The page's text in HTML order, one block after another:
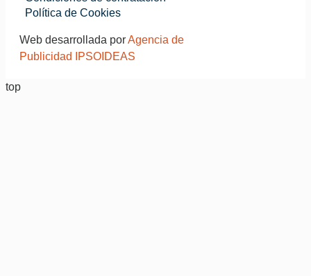
Política de Cookies
Web desarrollada porAgencia de
Publicidad IPSOIDEAS
top